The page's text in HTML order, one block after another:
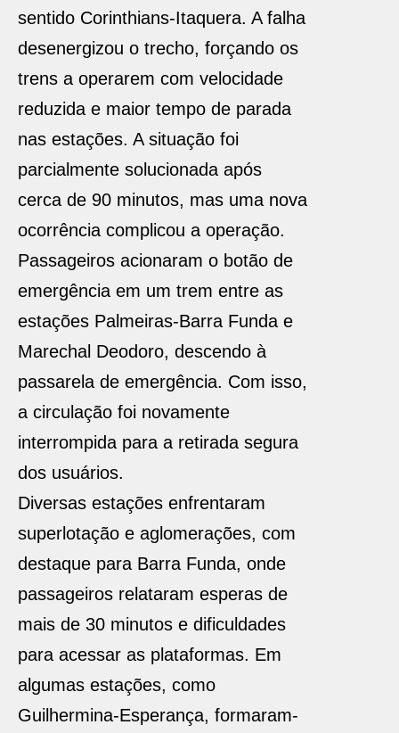
sentido Corinthians-Itaquera. A falha
desenergizou o trecho, forçando os
trens a operarem com velocidade
reduzida e maior tempo de parada
nas estações. A situação foi
parcialmente solucionada após
cerca de 90 minutos, mas uma nova
ocorrência complicou a operação.
Passageiros acionaram o botão de
emergência em um trem entre as
estações Palmeiras-Barra Funda e
Marechal Deodoro, descendo à
passarela de emergência. Com isso,
a circulação foi novamente
interrompida para a retirada segura
dos usuários.
Diversas estações enfrentaram
superlotação e aglomerações, com
destaque para Barra Funda, onde
passageiros relataram esperas de
mais de 30 minutos e dificuldades
para acessar as plataformas. Em
algumas estações, como
Guilhermina-Esperança, formaram-